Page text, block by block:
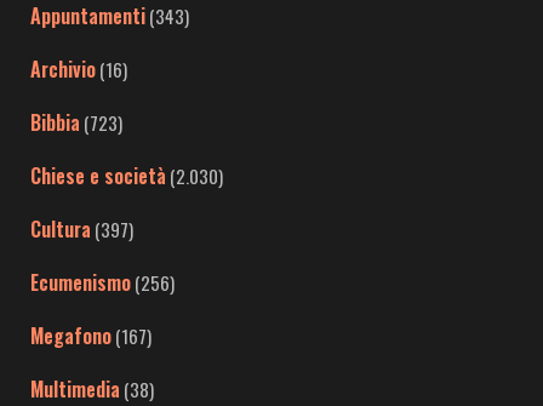
Appuntamenti(343)
Archivio(16)
Bibbia (723)
Chiese e società (2.030)
Cultura (397)
Ecumenismo(256)
Megafono(167)
Multimedia (38)